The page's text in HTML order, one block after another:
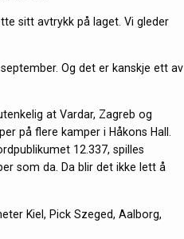
sitt avtrykk på laget. Vi gleder
Og det er kanskje ett av
at Vardar, Zagreb og
på flere kamper i Håkons Hall.
12.337, spilles
som da. Da blir det ikke lett å
Kiel, Pick Szeged, Aalborg,